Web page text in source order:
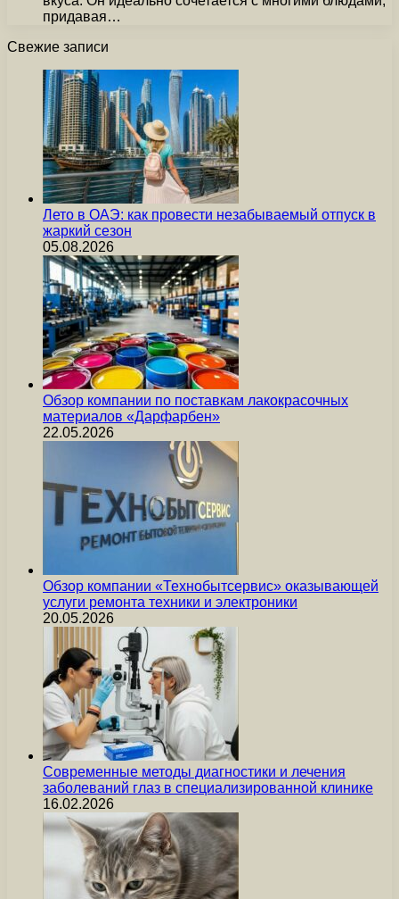
придавая…
Свежие записи
Лето в ОАЭ: как провести незабываемый отпуск в
жаркий сезон
05.08.2026
Обзор компании по поставкам лакокрасочных
материалов «Дарфарбен»
22.05.2026
Обзор компании «Технобытсервис» оказывающей
услуги ремонта техники и электроники
20.05.2026
Современные методы диагностики и лечения
заболеваний глаз в специализированной клинике
16.02.2026